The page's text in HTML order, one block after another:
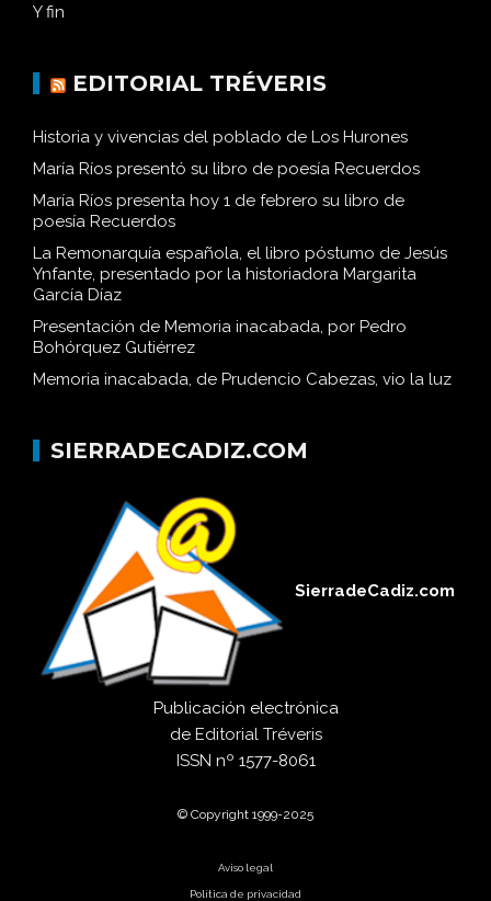
Y fin
EDITORIAL TRÉVERIS
Historia y vivencias del poblado de Los Hurones
María Ríos presentó su libro de poesía Recuerdos
María Ríos presenta hoy 1 de febrero su libro de
poesía Recuerdos
La Remonarquía española, el libro póstumo de Jesús
Ynfante, presentado por la historiadora Margarita
García Díaz
Presentación de Memoria inacabada, por Pedro
Bohórquez Gutiérrez
Memoria inacabada, de Prudencio Cabezas, vio la luz
SIERRADECADIZ.COM
SierradeCadiz.com
Publicación electrónica
de Editorial Tréveris
ISSN nº 1577-8061
© Copyright 1999-2025
Aviso legal
Política de privacidad